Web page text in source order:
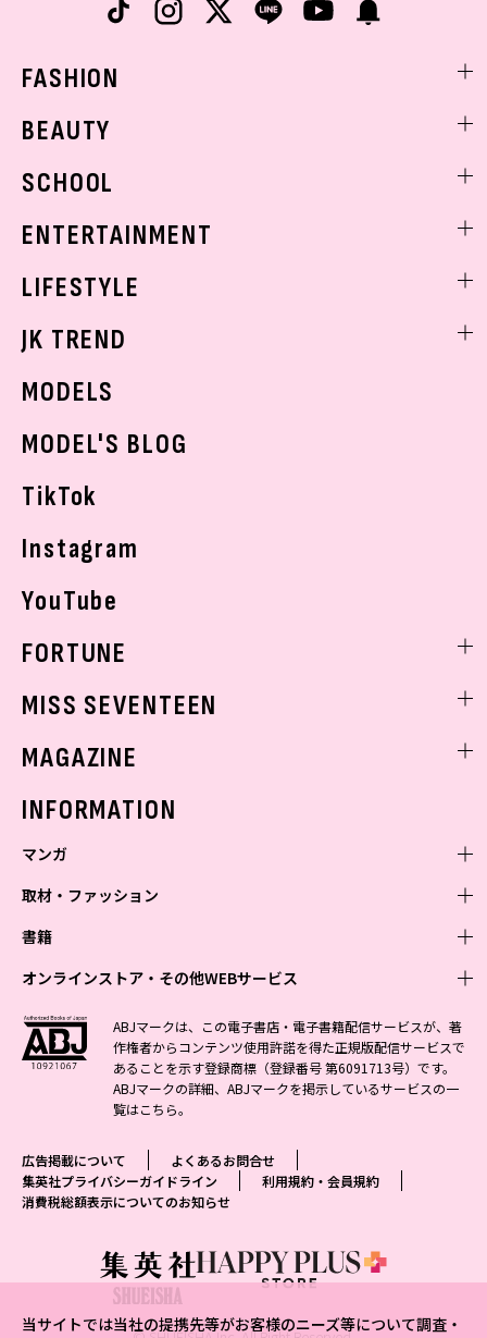
当サイトでは当社の提携先等がお客様のニーズ等について調査・
FASHION
着回し
BEAUTY
ベストコスメ
ボディケア
SCHOOL
学校ヘアメイク
ENTERTAINMENT
K-POP
LIFESTYLE
モデルの購入品
JK TREND
MODELS
MODEL'S BLOG
TikTok
Instagram
YouTube
FORTUNE
MISS SEVENTEEN
MAGAZINE
INFORMATION
マンガ
少年マンガ
Vジャンプ
最強ジャンプ
少年ジャンプ+
ジャンプTOON
ジャンプルーキー！
S-MANGA
集英社コミック文庫
青年マンガ
ZEBRACK
S-MANGA
集英社ジャンプリミックス
週刊ヤングジャンプ
ヤングジャンプ定期購読デジタル
となりのヤングジャンプ
グランドジャンプ
ウルトラジャンプ
少女マンガ
ZEBRACK
S-MANGA
集英社コミック文庫
マーガレット
別冊マーガレット
リマコミ
マンガMeets
女性マンガ
ジャンプTOON
集英社コミック文庫
マンガMee公式サイト
リマコミ
Cookie
取材・ファッション
ファッション・美容
BAILA
MAQUIA
eclat
T JAPAN
MEN'S NON-NO
集英社オンライン
芸能・情報・スポーツ
週プレNEWS
週プレ グラジャパ!
書籍
文芸・文庫・総合
小説すばる
集英社 文芸ステーション
web 集英社文庫
アジア人物史
学芸・ノンフィクション・新書
1日5分で、明日は変わる よみタイ yomitai
集英社学芸部 - 学芸・ノンフィクション
集英社ビジネス書
集英社新書プラス - 知の水先案内人
kotoba
情報・知識＆オピニオン imidas
ライトノベル・ノベライズ
集英社オレンジ文庫
JUMP j-BOOKS
ダッシュエックス文庫公式サイト
集英社Webマガジン コバルト
集英社の児童図書 S-KIDS.LAND
オンラインストア・その他WEBサービス
オンラインストア
OTO
SHUEISHA MANGA-ART HERITAGE
ジャンプキャラクターズストア
HAPPY PLUS STORE
SHUEISHA VOX
LEEマルシェ
eclat premium
その他WEBサービス
集英社アドナビ
集英社エディターズ・ラボ
ABJマークは、この電子書店・電子書籍配信サービスが、著
作権者からコンテンツ使用許諾を得た正規版配信サービスで
あることを示す登録商標（登録番号 第6091713号）です。
ABJマークの詳細、ABJマークを掲示しているサービスの一
覧はこちら。
広告掲載について
よくあるお問合せ
集英社プライバシーガイドライン
利用規約・会員規約
消費税総額表示についてのお知らせ